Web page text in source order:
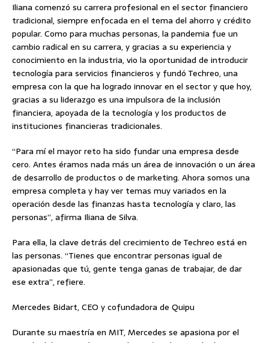
Iliana comenzó su carrera profesional en el sector financiero
tradicional, siempre enfocada en el tema del ahorro y crédito
popular. Como para muchas personas, la pandemia fue un
cambio radical en su carrera, y gracias a su experiencia y
conocimiento en la industria, vio la oportunidad de introducir
tecnología para servicios financieros y fundó Techreo, una
empresa con la que ha logrado innovar en el sector y que hoy,
gracias a su liderazgo es una impulsora de la inclusión
financiera, apoyada de la tecnología y los productos de
instituciones financieras tradicionales.
“Para mí el mayor reto ha sido fundar una empresa desde
cero. Antes éramos nada más un área de innovación o un área
de desarrollo de productos o de marketing. Ahora somos una
empresa completa y hay ver temas muy variados en la
operación desde las finanzas hasta tecnología y claro, las
personas”, afirma Iliana de Silva.
Para ella, la clave detrás del crecimiento de Techreo está en
las personas. “Tienes que encontrar personas igual de
apasionadas que tú, gente tenga ganas de trabajar, de dar
ese extra”, refiere.
Mercedes Bidart, CEO y cofundadora de Quipu
Durante su maestría en MIT, Mercedes se apasiona por el